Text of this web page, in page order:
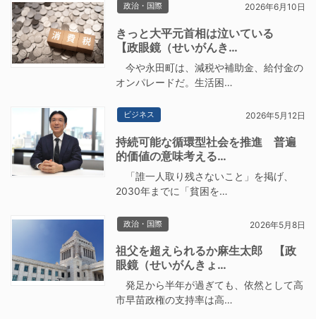
政治・国際 2026年6月10日
きっと大平元首相は泣いている
【政眼鏡（せいがんき…
今や永田町は、減税や補助金、給付金の
オンパレードだ。生活困…
ビジネス 2026年5月12日
持続可能な循環型社会を推進 普遍
的価値の意味考える…
「誰一人取り残さないこと」を掲げ、
2030年までに「貧困を…
政治・国際 2026年5月8日
祖父を超えられるか麻生太郎 【政
眼鏡（せいがんきょ…
発足から半年が過ぎても、依然として高
市早苗政権の支持率は高…